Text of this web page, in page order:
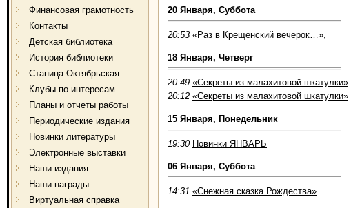
Финансовая грамотность
Контакты
Детская библиотека
История библиотеки
Станица Октябрьская
Клубы по интересам
Планы и отчеты работы
Периодические издания
Новинки литературы
Электронные выставки
Наши издания
Наши награды
Виртуальная справка
20 Января, Суббота
20:53 «Раз в Крещенский вечерок…»,
18 Января, Четверг
20:49 «Секреты из малахитовой шкатулки»
20:12 «Секреты из малахитовой шкатулки»
15 Января, Понедельник
19:30 Новинки ЯНВАРЬ
06 Января, Суббота
14:31 «Снежная сказка Рождества»